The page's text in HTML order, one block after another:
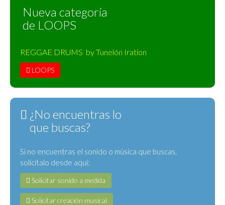
Nueva categoría
de LOOPS
REGGAE DRUMS by Tunelón Iration
LOOPS
¿No encuentras lo
que buscas?
Si no encuentras el sonido o música que buscas,
solicítalo desde aquí:
Solicitar sonido a medida
Solicitar creación musical